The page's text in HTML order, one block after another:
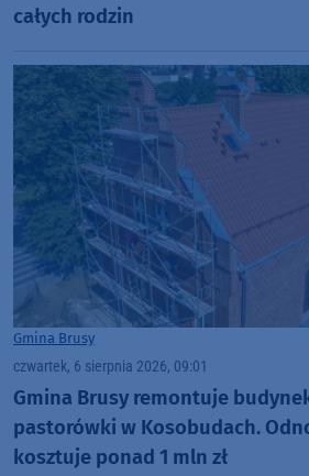
całych rodzin
Gmina Brusy
czwartek, 6 sierpnia 2026, 09:01
Gmina Brusy remontuje
pastorówki w Kosobudach.
kosztuje ponad 1 mln zł